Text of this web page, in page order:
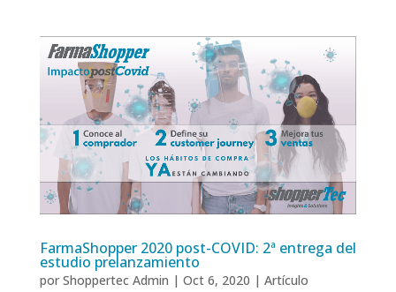
FarmaShopper 2020 post-COVID: 2ª entrega del
estudio prelanzamiento
por Shoppertec Admin | Oct 6, 2020 | Artículo